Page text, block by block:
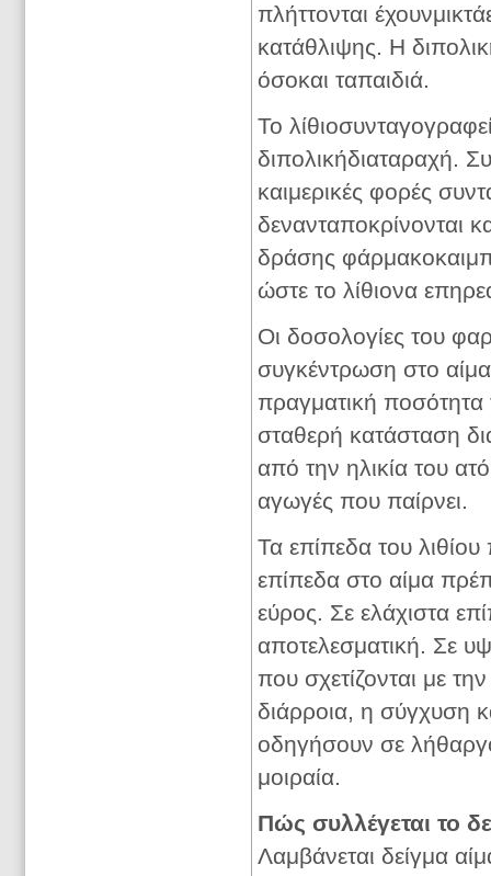
πλήττονται
κατάθλιψης. Η
όσοκαι ταπαιδιά.
Το
διπολικήδιαταραχή.
καιμερικές φορές
δενανταποκρίνονται
δράσης
ώστε το λίθιονα
Οι δοσολογίες του
συγκέντρωση στο
πραγματική ποσότητα
σταθερή κατάσταση
από την ηλικία του
αγωγές που παίρνει.
Τα επίπεδα του
επίπεδα στο αίμα
εύρος. Σε ελάχιστα
αποτελεσματική. Σε
που σχετίζονται με
διάρροια, η σύγχυση
οδηγήσουν σε
μοιραία.
Πώς συλλέγεται το
Λαμβάνεται δείγμα